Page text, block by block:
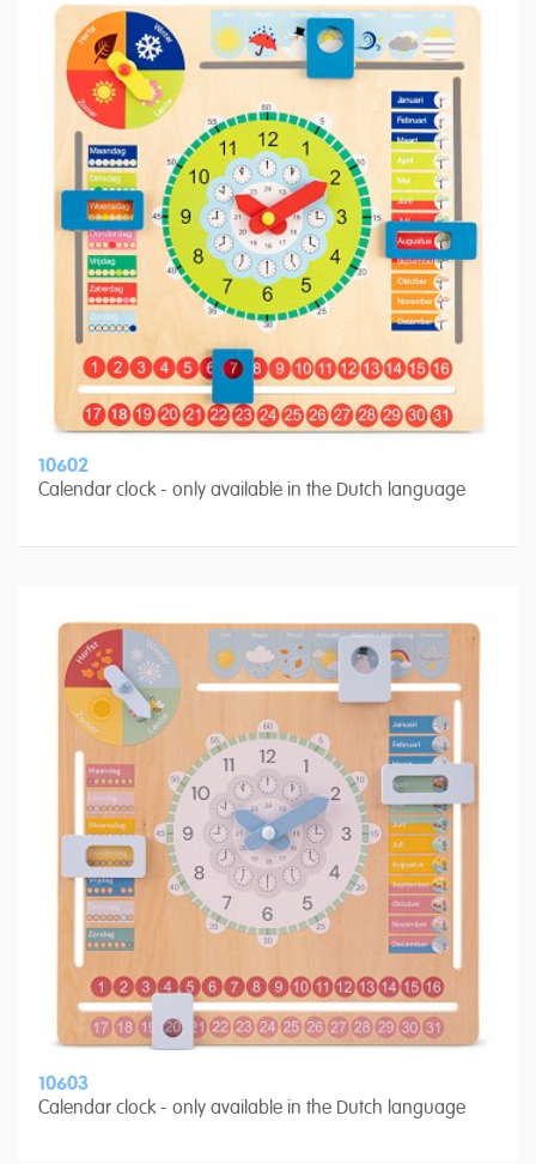
10602
Calendar clock - only available in the Dutch language
10603
Calendar clock - only available in the Dutch language